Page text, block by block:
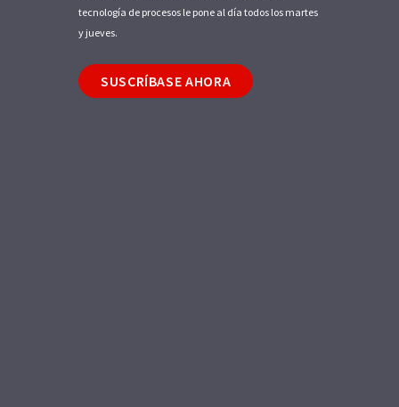
tecnología de procesos le pone al día todos los martes
y jueves.
SUSCRÍBASE AHORA